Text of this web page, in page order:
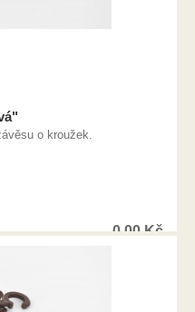
o kroužek.
0,00Kč